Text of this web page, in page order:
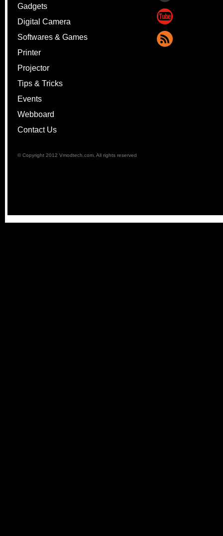
Gadgets
Digital Camera
Softwares & Games
Printer
Projector
Tips & Tricks
Events
Webboard
Contact Us
© Copyright 2012 Vmodtech.com. All rights reserved